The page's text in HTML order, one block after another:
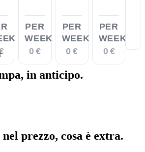
PER
WEEK
0 €
PER
WEEK
0 €
PER
WEEK
0 €
in anticipo.
nel prezzo, cosa è extra.